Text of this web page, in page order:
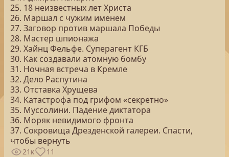
25. 18 неизвестных лет Христа
26. Маршал с чужим именем
27. Заговор против маршала Победы
28. Мастер шпионажа
29. Хайнц Фельфе. Суперагент КГБ
30. Как создавали атомную бомбу
31. Ночная встреча в Кремле
32. Дело Распутина
33. Отставка Хрущева
34. Катастрофа под грифом «секретно»
35. Муссолини. Падение диктатора
36. Моряк невидимого фронта
37. Сокровища Дрезденской галереи. Спасти,
чтобы вернуть
21к 11